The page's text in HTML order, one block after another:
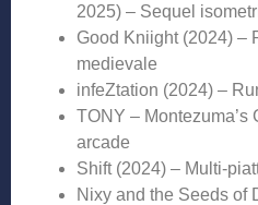
2025) – Sequel
Good Kniight (2024) –
medievale
infeZtation (2024) –
TONY – Montezuma’s
arcade
Shift (2024) – Multi-
Nixy and the Seeds of